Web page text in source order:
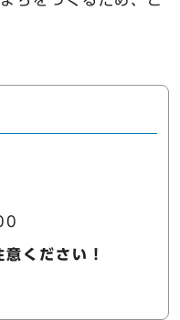
ください！